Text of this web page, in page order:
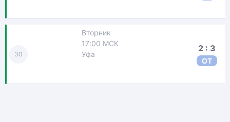
30
Вторник
17:00 МСК
Уфа
2 : 3
ОТ